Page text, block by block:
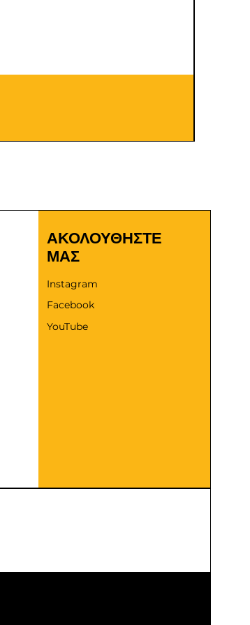
ΑΚΟΛΟΥΘΗΣΤΕ
ΜΑΣ
Instagram
Facebook
YouTube